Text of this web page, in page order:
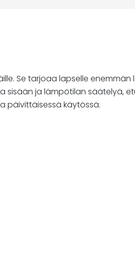
Se tarjoaa lapselle
ja lämpötilan säätelyä,
päivittäisessä käytössä.